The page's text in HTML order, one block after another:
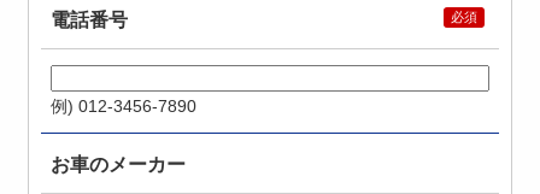
電話番号
例) 012-3456-7890
お車のメーカー